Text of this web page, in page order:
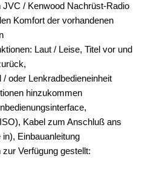
JVC / Kenwood Nachrüst-Radio
Komfort der vorhandenen
Laut / Leise, Titel vor und
oder Lenkradbedieneinheit
hinzukommen
Kabel zum Anschluß ans
Einbauanleitung
Verfügung gestellt: